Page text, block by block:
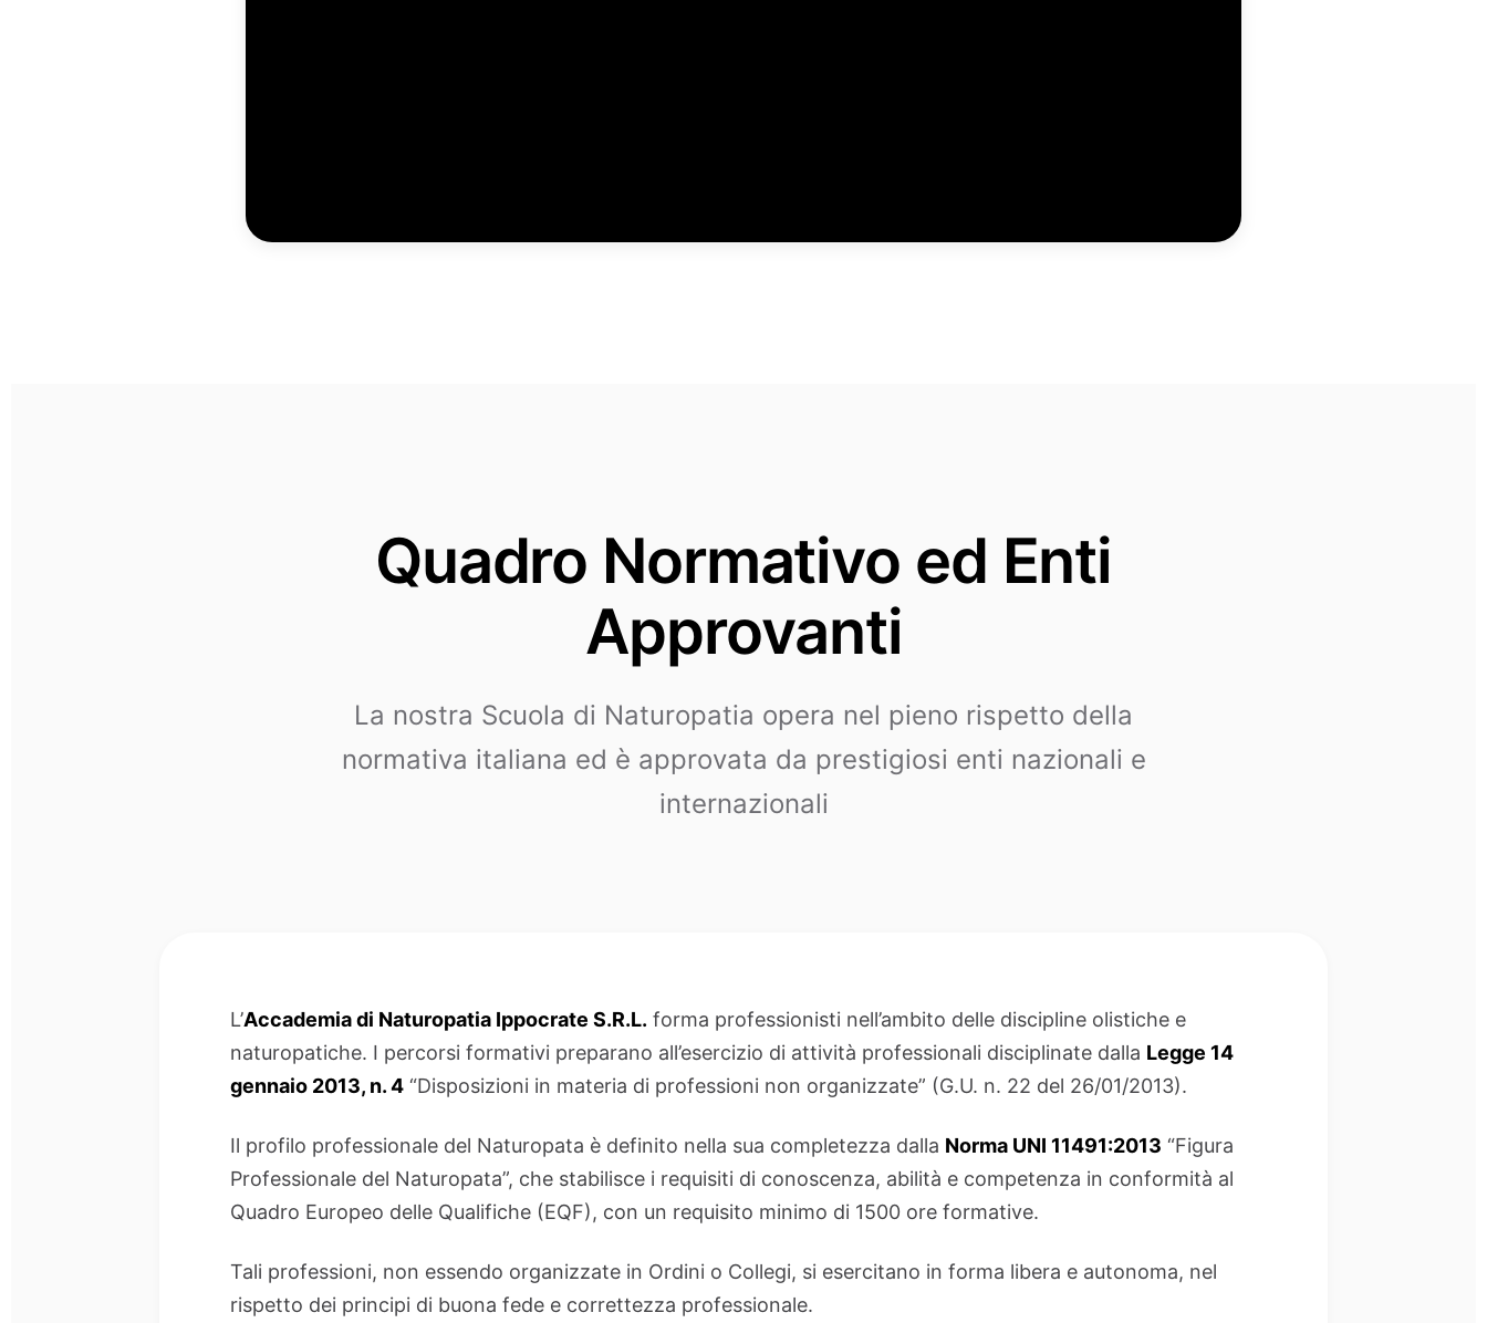
Quadro Normativo ed Enti
Approvanti
La nostra Scuola di Naturopatia opera nel pieno rispetto della
normativa italiana ed è approvata da prestigiosi enti nazionali e
internazionali
L’Accademia di Naturopatia Ippocrate S.R.L. forma professionisti nell’ambito delle discipline olistiche e
naturopatiche. I percorsi formativi preparano all’esercizio di attività professionali disciplinate dalla Legge 14
gennaio 2013, n. 4 “Disposizioni in materia di professioni non organizzate” (G.U. n. 22 del 26/01/2013).
Il profilo professionale del Naturopata è definito nella sua completezza dalla Norma UNI 11491:2013 “Figura
Professionale del Naturopata”, che stabilisce i requisiti di conoscenza, abilità e competenza in conformità al
Quadro Europeo delle Qualifiche (EQF), con un requisito minimo di 1500 ore formative.
Tali professioni, non essendo organizzate in Ordini o Collegi, si esercitano in forma libera e autonoma, nel
rispetto dei principi di buona fede e correttezza professionale.